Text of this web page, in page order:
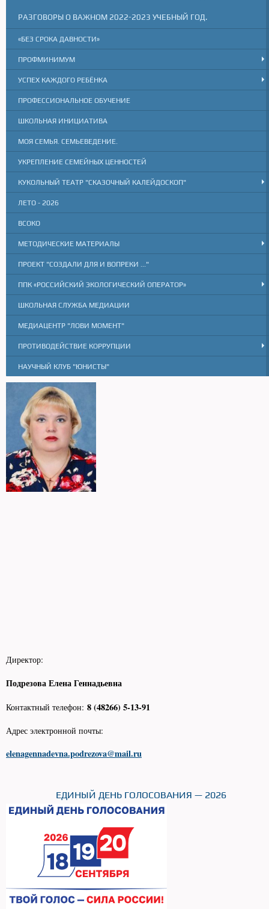
РАЗГОВОРЫ О ВАЖНОМ 2022-2023 УЧЕБНЫЙ ГОД.
«БЕЗ СРОКА ДАВНОСТИ»
ПРОФМИНИМУМ
УСПЕХ КАЖДОГО РЕБЁНКА
ПРОФЕССИОНАЛЬНОЕ ОБУЧЕНИЕ
ШКОЛЬНАЯ ИНИЦИАТИВА
МОЯ СЕМЬЯ. СЕМЬЕВЕДЕНИЕ.
УКРЕПЛЕНИЕ СЕМЕЙНЫХ ЦЕННОСТЕЙ
КУКОЛЬНЫЙ ТЕАТР "СКАЗОЧНЫЙ КАЛЕЙДОСКОП"
ЛЕТО - 2026
ВСОКО
МЕТОДИЧЕСКИЕ МАТЕРИАЛЫ
ПРОЕКТ "СОЗДАЛИ ДЛЯ И ВОПРЕКИ ..."
ППК «РОССИЙСКИЙ ЭКОЛОГИЧЕСКИЙ ОПЕРАТОР»
ШКОЛЬНАЯ СЛУЖБА МЕДИАЦИИ
МЕДИАЦЕНТР "ЛОВИ МОМЕНТ"
ПРОТИВОДЕЙСТВИЕ КОРРУПЦИИ
НАУЧНЫЙ КЛУБ "ЮНИСТЫ"
Директор:
Подрезова Елена Геннадьевна
Контактный телефон: 8 (48266) 5-13-91
Адрес электронной почты:
elenagennadevna.podrezova@mail.ru
ЕДИНЫЙ ДЕНЬ ГОЛОСОВАНИЯ — 2026